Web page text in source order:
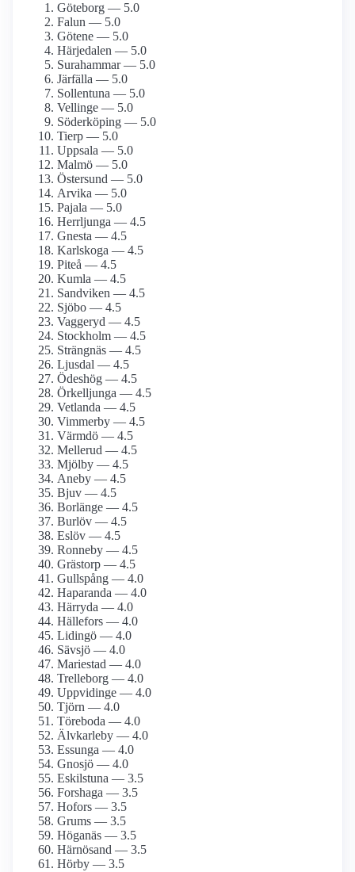
Göteborg — 5.0
Falun — 5.0
Götene — 5.0
Härjedalen — 5.0
Surahammar — 5.0
Järfälla — 5.0
Sollentuna — 5.0
Vellinge — 5.0
Söderköping — 5.0
Tierp — 5.0
Uppsala — 5.0
Malmö — 5.0
Östersund — 5.0
Arvika — 5.0
Pajala — 5.0
Herrljunga — 4.5
Gnesta — 4.5
Karlskoga — 4.5
Piteå — 4.5
Kumla — 4.5
Sandviken — 4.5
Sjöbo — 4.5
Vaggeryd — 4.5
Stockholm — 4.5
Strängnäs — 4.5
Ljusdal — 4.5
Ödeshög — 4.5
Örkelljunga — 4.5
Vetlanda — 4.5
Vimmerby — 4.5
Värmdö — 4.5
Mellerud — 4.5
Mjölby — 4.5
Aneby — 4.5
Bjuv — 4.5
Borlänge — 4.5
Burlöv — 4.5
Eslöv — 4.5
Ronneby — 4.5
Grästorp — 4.5
Gullspång — 4.0
Haparanda — 4.0
Härryda — 4.0
Hällefors — 4.0
Lidingö — 4.0
Sävsjö — 4.0
Mariestad — 4.0
Trelleborg — 4.0
Uppvidinge — 4.0
Tjörn — 4.0
Töreboda — 4.0
Älvkarleby — 4.0
Essunga — 4.0
Gnosjö — 4.0
Eskilstuna — 3.5
Forshaga — 3.5
Hofors — 3.5
Grums — 3.5
Höganäs — 3.5
Härnösand — 3.5
Hörby — 3.5